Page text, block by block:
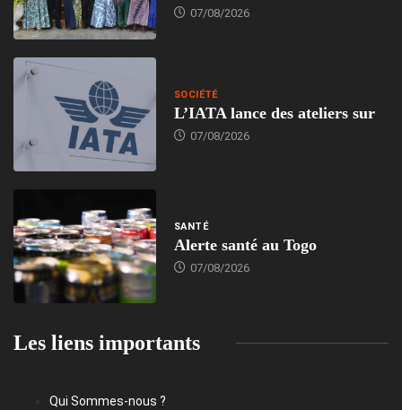
07/08/2026
SOCIÉTÉ
L’IATA lance des ateliers sur
07/08/2026
SANTÉ
Alerte santé au Togo
07/08/2026
Les liens importants
Qui Sommes-nous ?